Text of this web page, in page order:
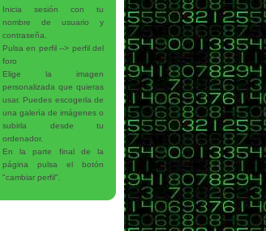
Inicia sesión con tu
nombre de usuario y
contraseña.
Pulsa en perfil --> perfil del
foro
Elige la imagen
personalizada que quieras
usar. Puedes escogerla de
una galería de imágenes o
subirla desde tu
ordenador.
En la parte final de la
página pulsa el botón
"cambiar perfil".